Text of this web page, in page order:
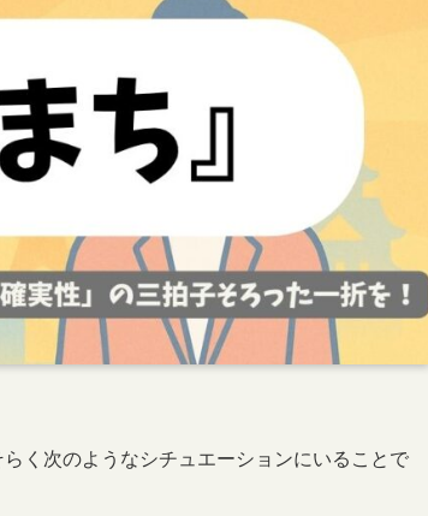
く次のようなシチュエーションにいることで